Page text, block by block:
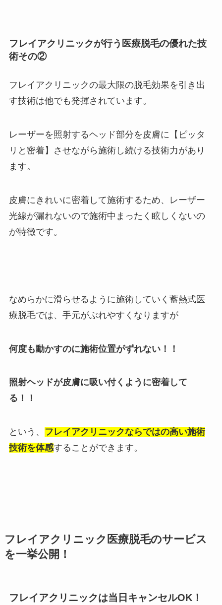
フレイアクリニックが行う医療脱毛の優れた技
術その②
フレイアクリニックの最大限の脱毛効果を引き出
す技術は他でも発揮されています。
レーザーを照射するヘッド部分を皮膚に【ピッタ
リと密着】させながら施術し続ける技術力があり
ます。
皮膚にきれいに密着して施術するため、レーザー
光線が漏れないので施術中まったく眩しくないの
が特徴です。
なめらかに滑らせるように施術していく蓄熱式医
療脱毛では、手元がぶれやすくなりますが
何度も動かすのに施術位置がずれない！！
照射ヘッドが皮膚に吸い付くように密着して
る！！
という、
フレイアクリニックならではの高い施術
技術を体感することができます。
フレイアクリニック医療脱毛のサービス
を一挙公開！
フレイアクリニックは当日キャンセルOK！